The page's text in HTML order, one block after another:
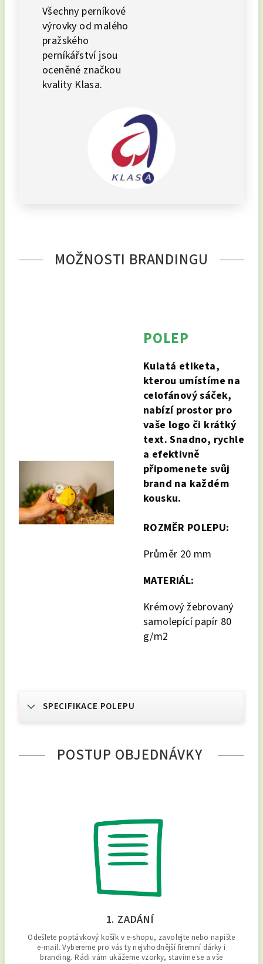
Všechny perníkové
výrovky od malého
pražského
perníkářství jsou
oceněné značkou
kvality Klasa.
MOŽNOSTI BRANDINGU
POLEP
Kulatá etiketa,
kterou umístíme na
celofánový sáček,
nabízí prostor pro
vaše logo či krátký
text. Snadno, rychle
a efektivně
připomenete svůj
brand na každém
kousku.
ROZMĚR POLEPU:
Průměr 20 mm
MATERIÁL:
Krémový žebrovaný
samolepící papír 80
g/m2
SPECIFIKACE POLEPU
POSTUP OBJEDNÁVKY
1. ZADÁNÍ
Odešlete poptávkový košík v e-shopu, zavolejte nebo napište
e-mail. Vybereme pro vás ty nejvhodnější firemní dárky i
branding. Rádi vám ukážeme vzorky, stavíme se a vše